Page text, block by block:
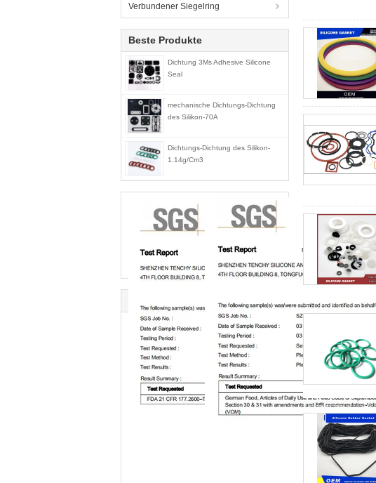
Verbundener Siegelring
Beste Produkte
Dichtung 3Ms Adhesive Silicone
Seal
mechanische Dichtungs-Dichtung
des Silikon-70A
Dichtungs-Dichtung des Silikon-
1.14g/Cm3